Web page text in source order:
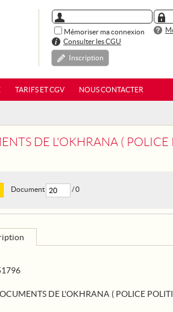
Mémoriser ma connexion
Consulter les CGU
Inscription
TARIFS ET CGV NOUS CONTACTER
DE L'OKHRANA ( POLICE
Document / 0
DE L'OKHRANA ( POLICE